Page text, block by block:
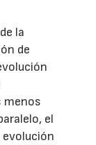
la
de
menos
el